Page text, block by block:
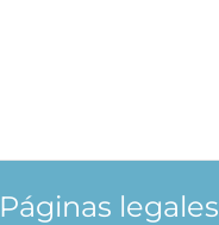
Páginas legales